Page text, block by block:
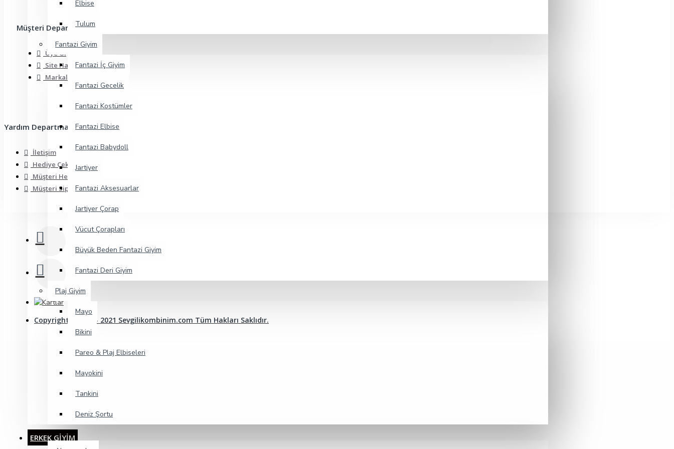
Elbise
Tulum
Fantazi Giyim
Fantazi İç Giyim
Fantazi Gecelik
Fantazi Kostümler
Fantazi Elbise
Fantazi Babydoll
Jartiyer
Fantazi Aksesuarlar
Jartiyer Çorap
Vücut Çorapları
Büyük Beden Fantazi Giyim
Fantazi Deri Giyim
Plaj Giyim
Mayo
Bikini
Pareo & Plaj Elbiseleri
Mayokini
Tankini
Deniz Şortu
ERKEK GİYİM
Müşteri Departmanı
Üye Ol
Site Haritası
Markalar
Yardım Departmanı
İletişim
Hediye Çeki
Müşteri Hesabı
Müşteri Siparişleri
Copyright© 2009 - 2021 Sevgilikombinim.com Tüm Hakları Saklıdır.